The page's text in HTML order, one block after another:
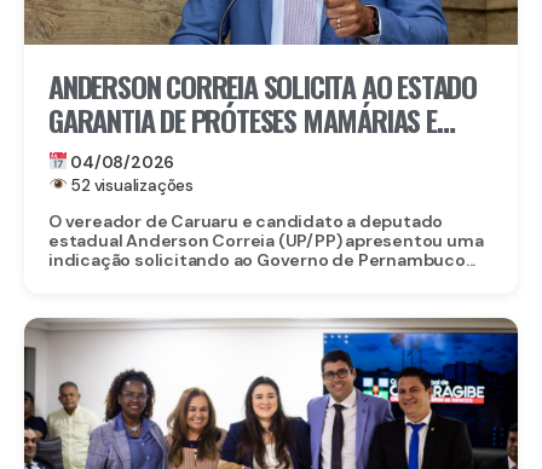
ANDERSON CORREIA SOLICITA AO ESTADO
GARANTIA DE PRÓTESES MAMÁRIAS E
RECONSTRUÇÃO PARA MULHERES QUE
VENCERAM O CÂNCER
04/08/2026
52 visualizações
O vereador de Caruaru e candidato a deputado
estadual Anderson Correia (UP/PP) apresentou uma
indicação solicitando ao Governo de Pernambuco...